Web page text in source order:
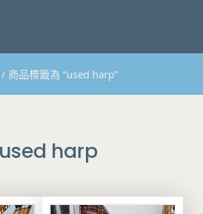
/ 商品標籤為 “used harp”
used harp